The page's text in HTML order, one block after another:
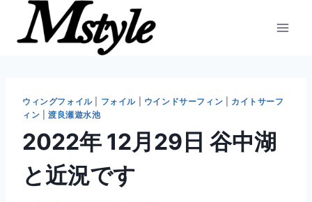
ウィングフォイル| フォイル| ウインドサーフィン
カイトサーフ
ィン
渡良瀬遊水池
2022年 12月29日 谷中湖
と近況です